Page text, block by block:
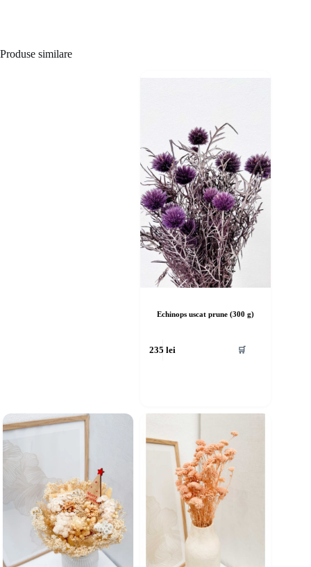
Produse similare
Echinops uscat prune (300 g)
235lei 🛒